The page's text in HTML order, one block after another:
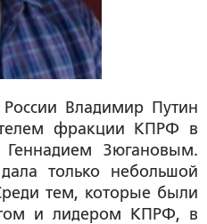
Владимир Путин
фракции КПРФ в
Геннадием Зюгановым.
только небольшой
тем, которые были
и лидером КПРФ, в